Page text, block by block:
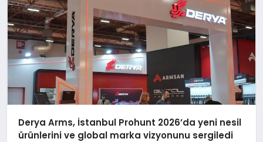
Derya Arms, İstanbul Prohunt 2026’da yeni nesil
ürünlerini ve global marka vizyonunu sergiledi